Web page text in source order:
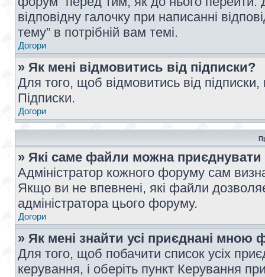
відповідну галочку при написанні
тему” в потрібній вам темі.
Догори
» Як мені відмовитись від підписки?
Для того, щоб відмовитись від
Підписки.
Догори
» Які саме файли можна
Адміністратор кожного форуму сам
Якщо ви не впевнені, які файли
адміністратора цього форуму.
Догори
» Як мені знайти усі приєднані мною
Для того, щоб побачити список усіх
керування, і оберіть пункт Керування